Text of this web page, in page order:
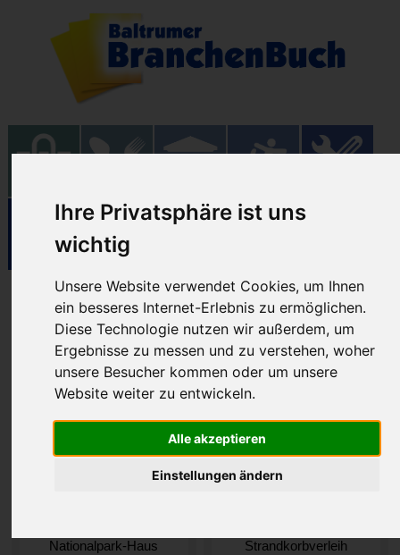
Ihre Privatsphäre ist uns
wichtig
Unsere Website verwendet Cookies, um Ihnen
ein besseres Internet-Erlebnis zu ermöglichen.
Diese Technologie nutzen wir außerdem, um
Ergebnisse zu messen und zu verstehen, woher
unsere Besucher kommen oder um unsere
Website weiter zu entwickeln.
Alle akzeptieren
Einstellungen ändern
Einrichtungen
06.06.2026
Es werden Öffnungszeiten für den06.06.2026
Nationalpark-Haus Strandkorbverleih